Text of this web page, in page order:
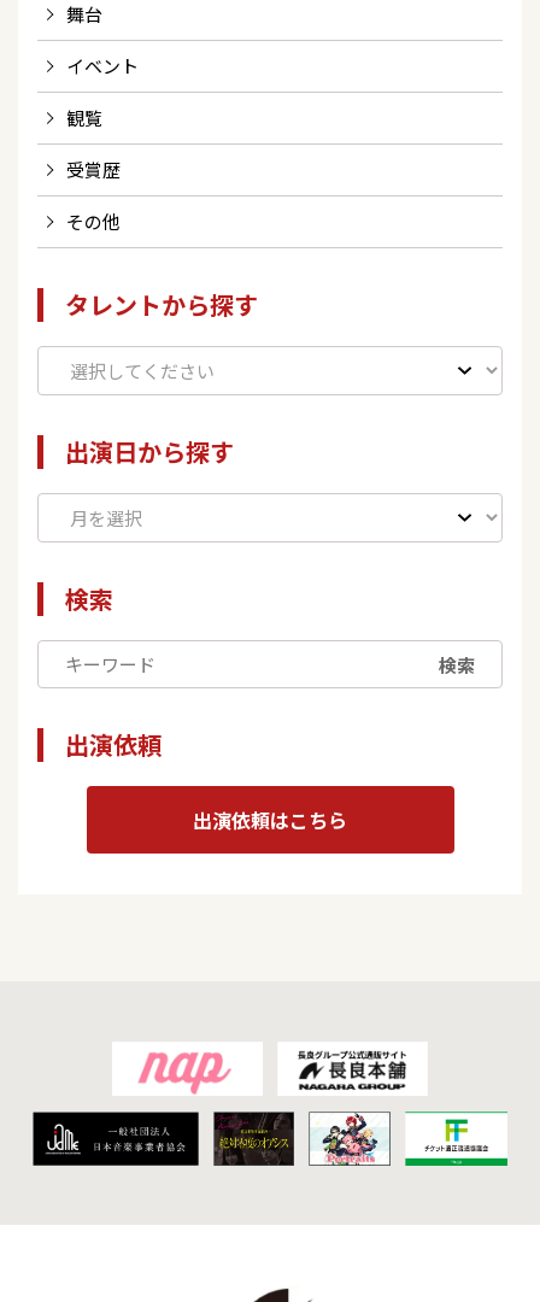
舞台
イベント
観覧
受賞歴
その他
タレントから探す
出演日から探す
検索
検索
出演依頼
出演依頼はこちら